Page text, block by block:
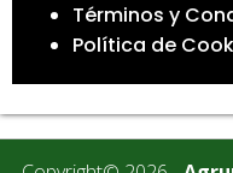
Términos y
Política de